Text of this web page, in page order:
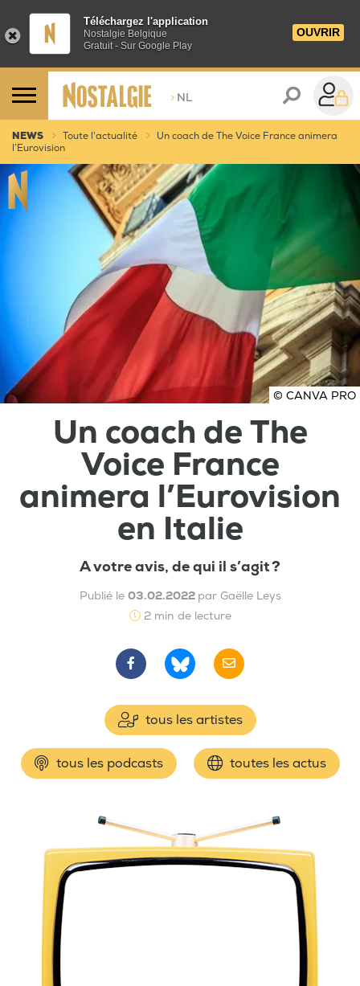
Téléchargez l'application
Nostalgie Belgique
Gratuit - Sur Google Play
OUVRIR
> NL
NEWS Toute l'actualité
Un coach de The Voice France animera
l’Eurovision
© CANVA PRO
Un coach de The
Voice France
animera l’Eurovision
en Italie
A votre avis, de qui il s’agit ?
Publié le 03.02.2022 par Gaëlle Leys
2 min de lecture
tous les artistes
tous les podcasts toutes les actus